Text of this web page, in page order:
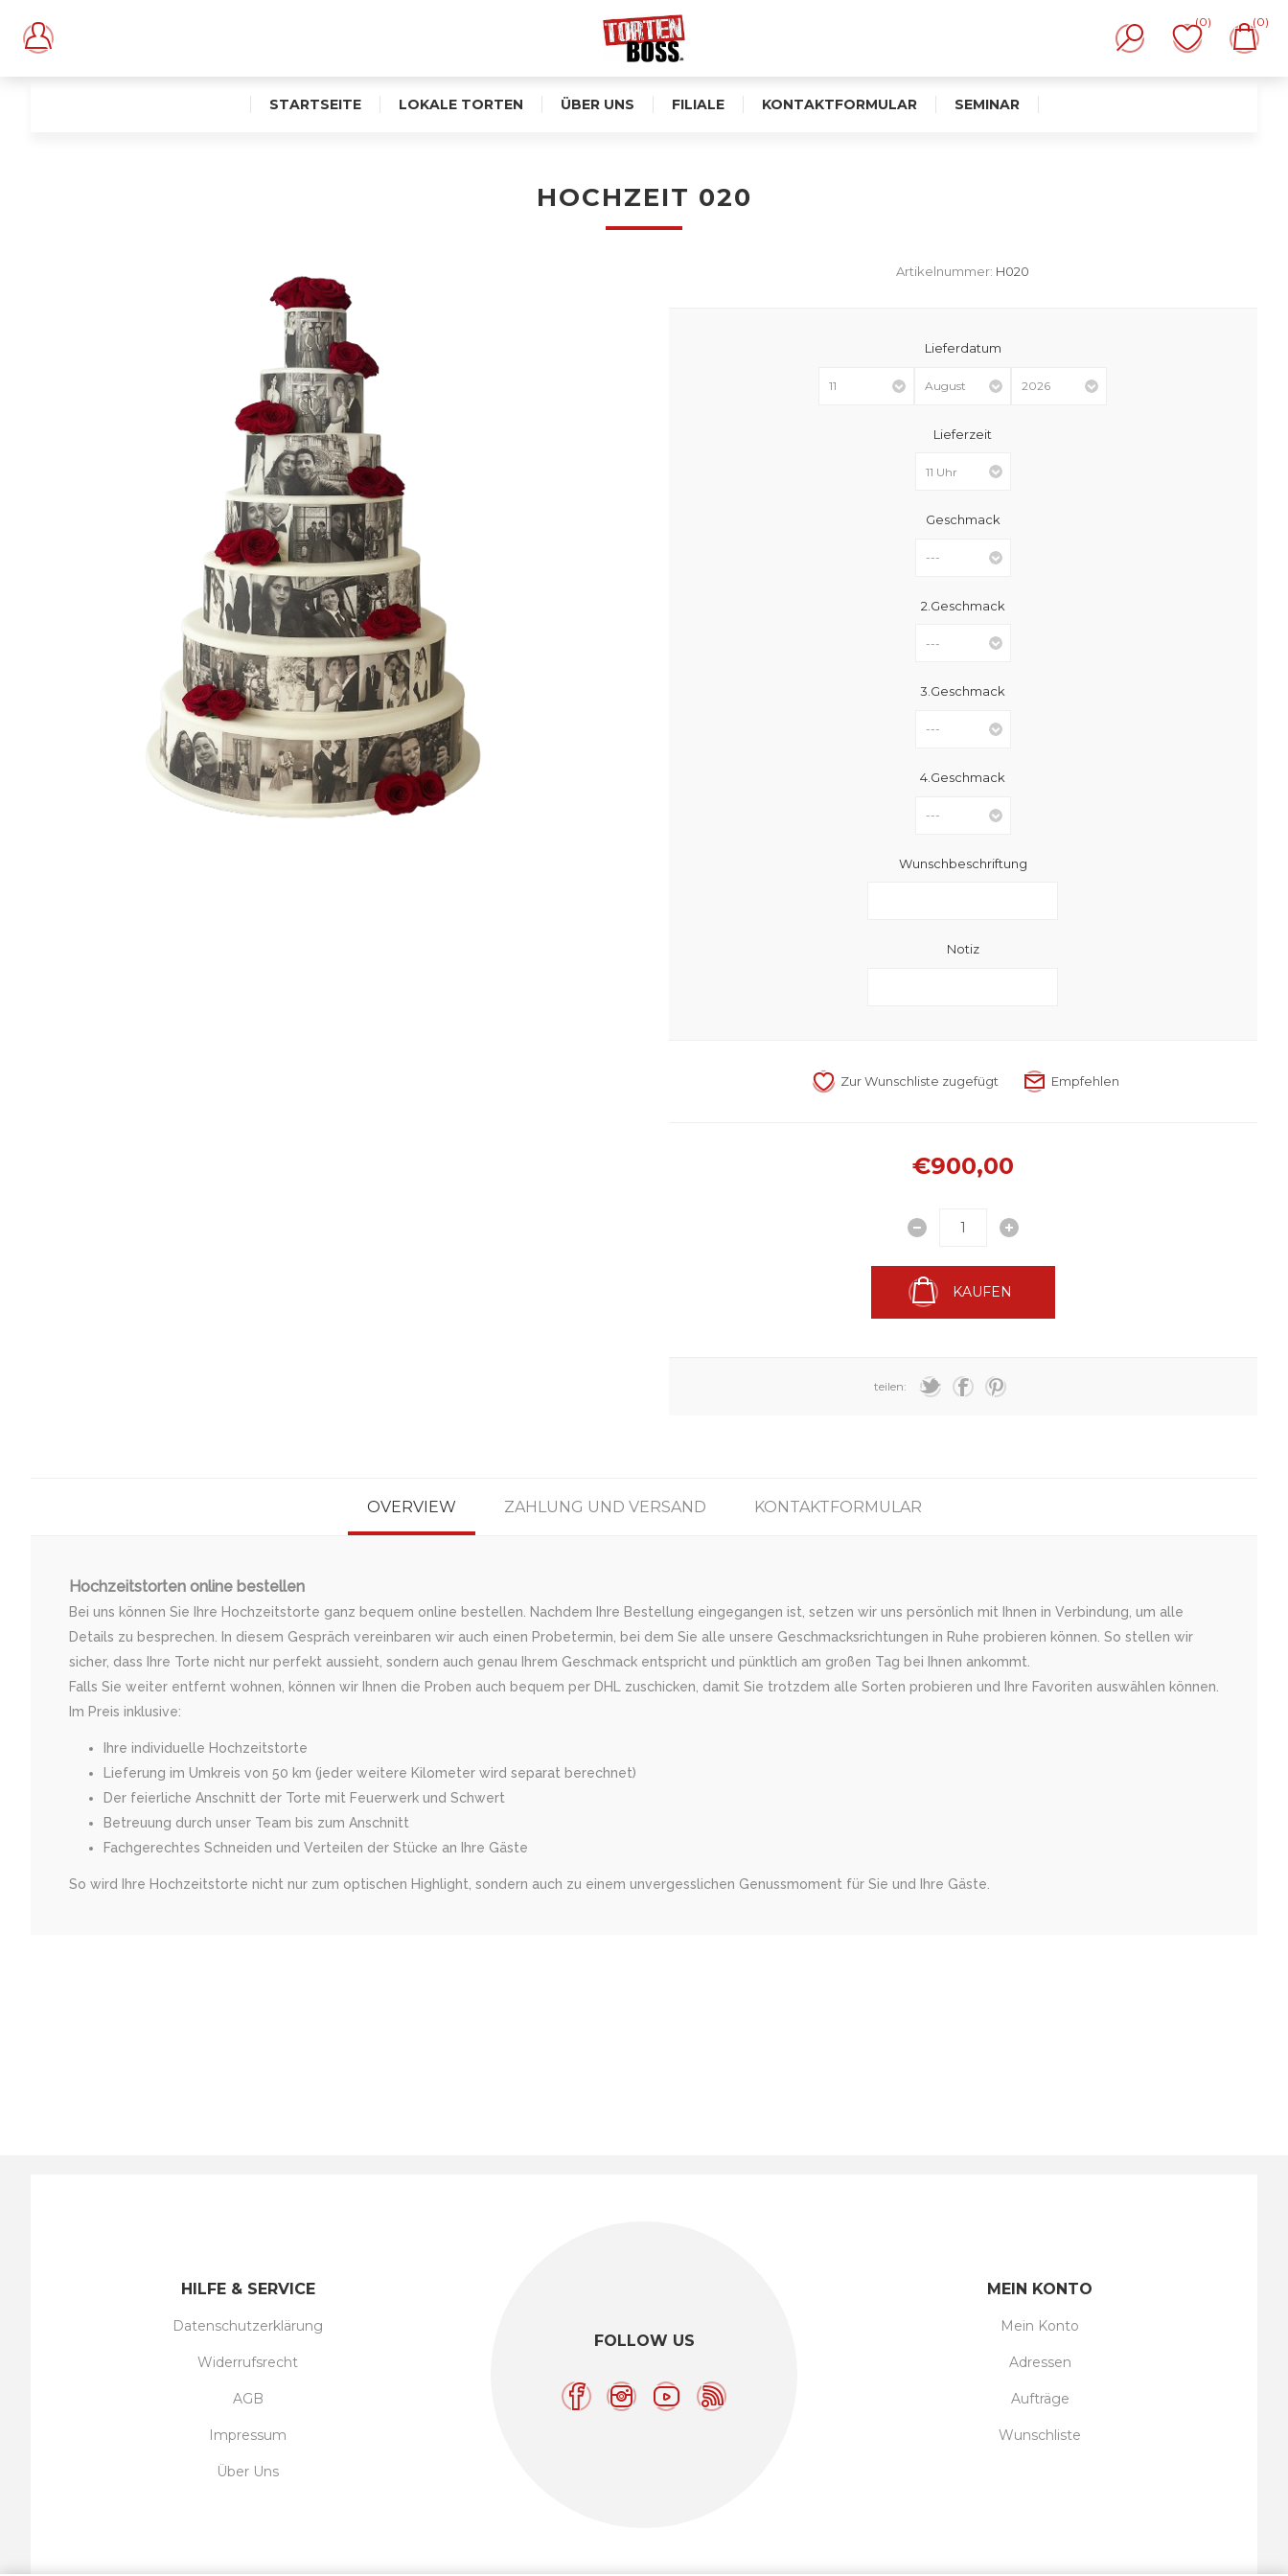
(0) (0)
STARTSEITE LOKALE TORTEN ÜBER UNS FILIALE KONTAKTFORMULAR SEMINAR
HOCHZEIT 020
Artikelnummer: H020
Lieferdatum
Lieferzeit
Geschmack
2.Geschmack
3.Geschmack
4.Geschmack
Wunschbeschriftung
Notiz
€900,00
KAUFEN
teilen:
OVERVIEW ZAHLUNG UND VERSAND KONTAKTFORMULAR
Hochzeitstorten online bestellen
Bei uns können Sie Ihre Hochzeitstorte ganz bequem online bestellen. Nachdem Ihre Bestellung eingegangen ist, setzen wir uns persönlich mit Ihnen in Verbindung, um alle
Details zu besprechen. In diesem Gespräch vereinbaren wir auch einen Probetermin, bei dem Sie alle unsere Geschmacksrichtungen in Ruhe probieren können. So stellen wir
sicher, dass Ihre Torte nicht nur perfekt aussieht, sondern auch genau Ihrem Geschmack entspricht und pünktlich am großen Tag bei Ihnen ankommt.
Falls Sie weiter entfernt wohnen, können wir Ihnen die Proben auch bequem per DHL zuschicken, damit Sie trotzdem alle Sorten probieren und Ihre Favoriten auswählen können.
Im Preis inklusive:
Ihre individuelle Hochzeitstorte
Lieferung im Umkreis von 50 km (jeder weitere Kilometer wird separat berechnet)
Der feierliche Anschnitt der Torte mit Feuerwerk und Schwert
Betreuung durch unser Team bis zum Anschnitt
Fachgerechtes Schneiden und Verteilen der Stücke an Ihre Gäste
So wird Ihre Hochzeitstorte nicht nur zum optischen Highlight, sondern auch zu einem unvergesslichen Genussmoment für Sie und Ihre Gäste.
FOLLOW US
HILFE & SERVICE
Datenschutzerklärung
Widerrufsrecht
AGB
Impressum
Über Uns
MEIN KONTO
Mein Konto
Adressen
Aufträge
Wunschliste